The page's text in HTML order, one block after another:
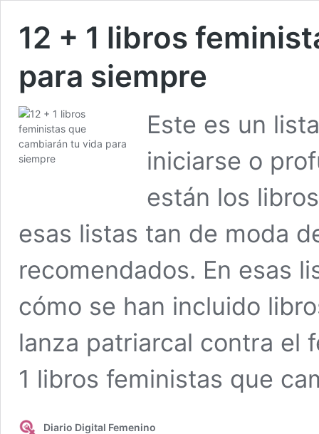
12 + 1 libros
para siempre
Este es un
iniciarse o
están los
esas listas tan de moda
recomendados. En esas
cómo se han incluido
lanza patriarcal contra el
1 libros feministas que
Diario Digital Femenino